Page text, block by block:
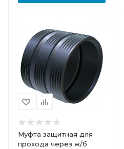
Муфта защитная для
прохода через ж/б